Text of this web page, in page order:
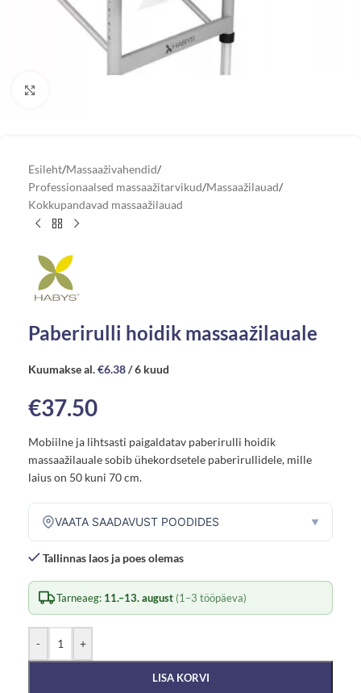
Esileht/Massaaživahendid/
Professionaalsed massaažitarvikud/Massaažilauad/
Kokkupandavad massaažilauad
Paberirulli hoidik massaažilauale
Kuumakse al.€6.38/ 6 kuud
€37.50
Mobiilne ja lihtsasti paigaldatav paberirulli hoidik
massaažilauale sobib ühekordsetele paberirullidele, mille
laius on 50 kuni 70 cm.
VAATA SAADAVUST POODIDES ▼
Tallinnas laos ja poes olemas
Tarneaeg: 11.–13. august (1–3 tööpäeva)
- +
LISA KORVI